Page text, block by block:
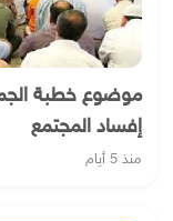
إفساد المجتمع
منذ 5 أيام